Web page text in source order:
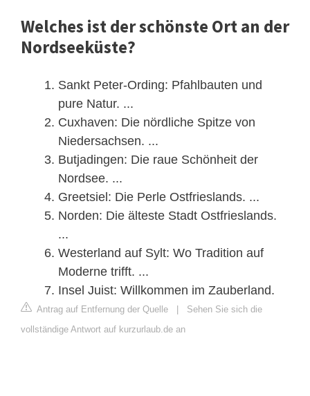
Welches ist der schönste Ort an der
Nordseeküste?
Sankt Peter-Ording: Pfahlbauten und
pure Natur. ...
Cuxhaven: Die nördliche Spitze von
Niedersachsen. ...
Butjadingen: Die raue Schönheit der
Nordsee. ...
Greetsiel: Die Perle Ostfrieslands. ...
Norden: Die älteste Stadt Ostfrieslands.
...
Westerland auf Sylt: Wo Tradition auf
Moderne trifft. ...
Insel Juist: Willkommen im Zauberland.
Antrag auf Entfernung der Quelle | Sehen Sie sich die
vollständige Antwort auf kurzurlaub.de an